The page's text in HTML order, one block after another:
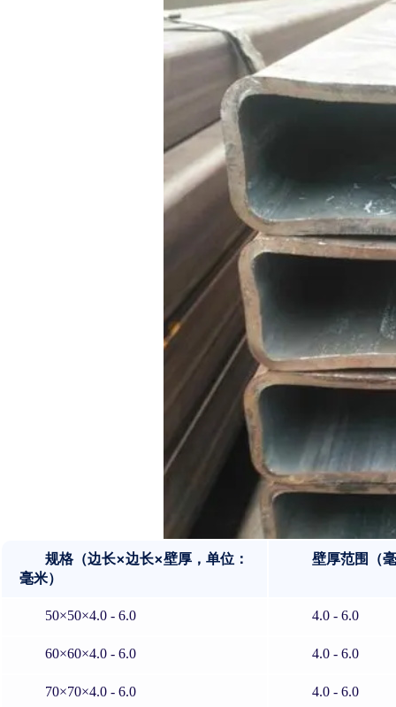
规格（边长×边长×壁厚，单位：
毫米）
壁厚范围（
50×50×4.0 - 6.0 4.0 - 6.0
60×60×4.0 - 6.0 4.0 - 6.0
70×70×4.0 - 6.0 4.0 - 6.0